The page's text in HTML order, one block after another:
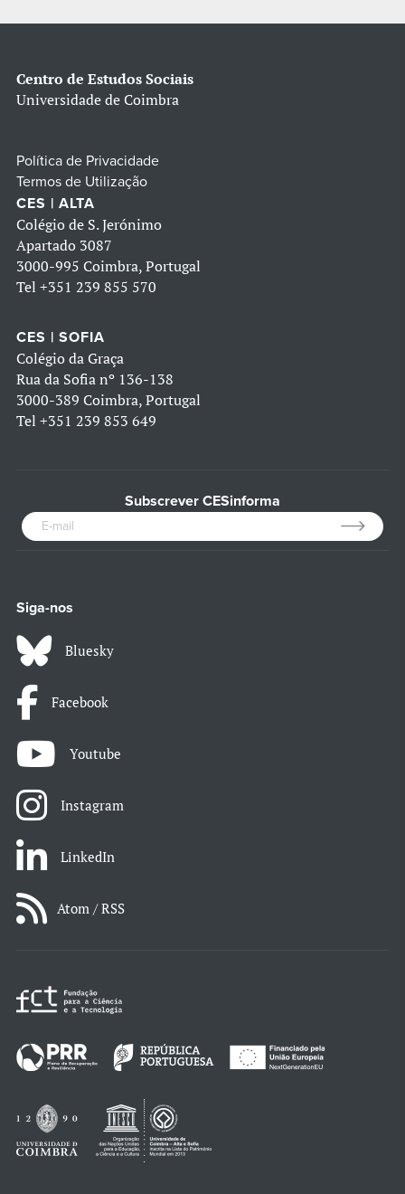
Centro de Estudos Sociais
Universidade de Coimbra
Política de Privacidade
Termos de Utilização
CES | ALTA
Colégio de S. Jerónimo
Apartado 3087
3000-995 Coimbra, Portugal
Tel +351 239 855 570
CES | SOFIA
Colégio da Graça
Rua da Sofia nº 136-138
3000-389 Coimbra, Portugal
Tel +351 239 853 649
Subscrever CESinforma
Siga-nos
Bluesky
Facebook
Youtube
Instagram
LinkedIn
Atom / RSS